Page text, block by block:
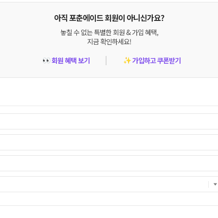
아직 포춘에이드 회원이 아니신가요?
놓칠 수 없는 특별한 회원 & 가입 혜택,
지금 확인하세요!
👀회원 혜택 보기 ✨가입하고 쿠폰받기